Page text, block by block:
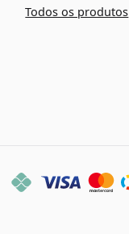
Todos os produtos